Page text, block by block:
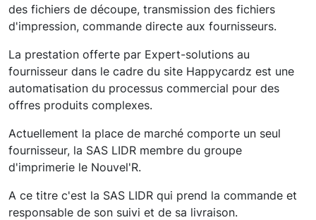
des fichiers de découpe, transmission des fichiers
d'impression, commande directe aux fournisseurs.
La prestation offerte par Expert-solutions au
fournisseur dans le cadre du site Happycardz est une
automatisation du processus commercial pour des
offres produits complexes.
Actuellement la place de marché comporte un seul
fournisseur, la SAS LIDR membre du groupe
d'imprimerie le Nouvel'R.
A ce titre c'est la SAS LIDR qui prend la commande et
responsable de son suivi et de sa livraison.